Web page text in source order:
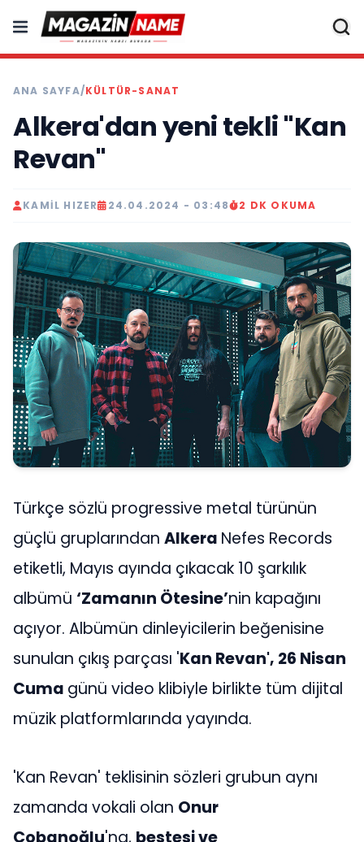
ANA SAYFA/KÜLTÜR-SANAT
Alkera'dan yeni tekli "Kan
Revan"
KAMIL HIZER 24.04.2024 - 03:48 2 DK OKUMA
Türkçe sözlü progressive metal türünün
güçlü gruplarından Alkera Nefes Records
etiketli, Mayıs ayında çıkacak 10 şarkılık
albümü ‘Zamanın Ötesine’nin kapağını
açıyor. Albümün dinleyicilerin beğenisine
sunulan çıkış parçası 'Kan Revan', 26 Nisan
Cuma günü video klibiyle birlikte tüm dijital
müzik platformlarında yayında.
'Kan Revan' teklisinin sözleri grubun aynı
zamanda vokali olan Onur
Çobanoğlu'na, bestesi ve